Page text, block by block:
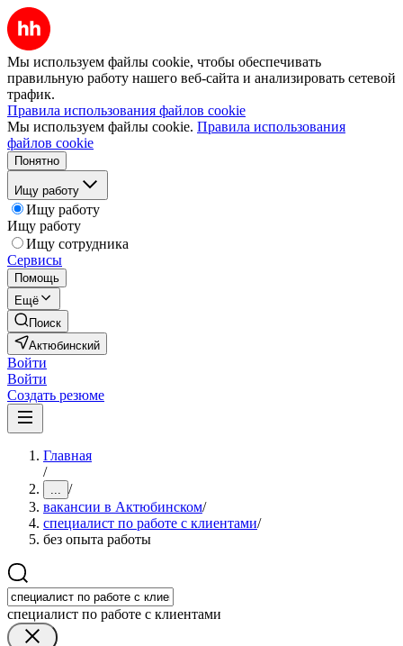
Мы используем файлы cookie, чтобы обеспечивать
правильную работу нашего веб-сайта и анализировать сетевой
трафик.
Правила использования файлов cookie
Мы используем файлы cookie. Правила использования
файлов cookie
Понятно
Ищу работу
Ищу работу
Ищу работу
Ищу сотрудника
Сервисы
Помощь
Ещё
Поиск
Актюбинский
Войти
Войти
Создать резюме
Главная
/
... /
вакансии в Актюбинском/
специалист по работе с клиентами/
без опыта работы
специалист по работе с клиентами